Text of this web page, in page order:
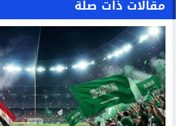
مقالات ذات صلة